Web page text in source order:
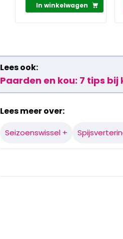
In winkelwagen
Lees ook:
Paarden en kou: 7 tips bij
Lees meer over:
Seizoenswissel +